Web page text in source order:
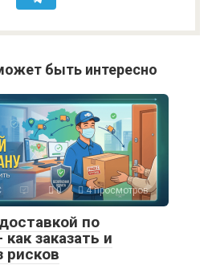
быть интересно
0 4 просмотров
по
заказать и
рисков